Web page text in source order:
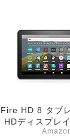
Fire HD 8 タブ
HDディスプレ